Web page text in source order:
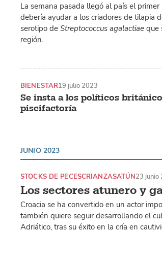
La semana pasada llegó al país el
debería ayudar a los criadores de tilapia
serotipo de Streptococcus agalactiae que
región.
Se insta a los políticos
piscifactoría
BIENESTAR19 julio 2023
JUNIO 2023
Los sectores atunero y
STOCKS DE PECESCRIANZASATÚN23 junio
Croacia se ha convertido en un actor
también quiere seguir desarrollando el
Adriático, tras su éxito en la cría en